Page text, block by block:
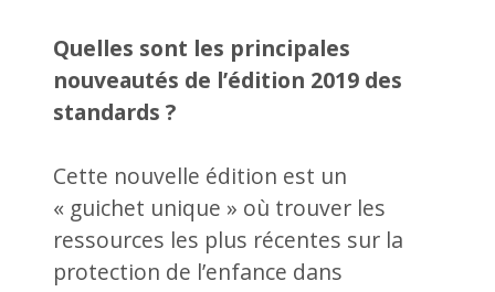
Quelles sont les principales
nouveautés de l’édition 2019 des
standards ?
Cette nouvelle édition est un
« guichet unique » où trouver les
ressources les plus récentes sur la
protection de l’enfance dans